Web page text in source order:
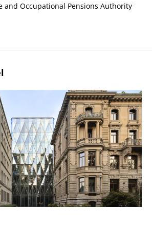
and Occupational Pensions Authority